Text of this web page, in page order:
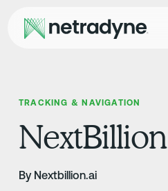
TRACKING & NAVIGATION
NextBillion
By Nextbillion.ai